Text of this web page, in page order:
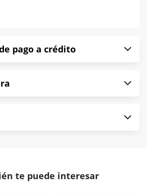
pago a crédito
finalizar tu compra generas el
de crédito conforme a
América.
de principio a fin.
seguridad SSL y Encriptación 3D.
te puede interesar